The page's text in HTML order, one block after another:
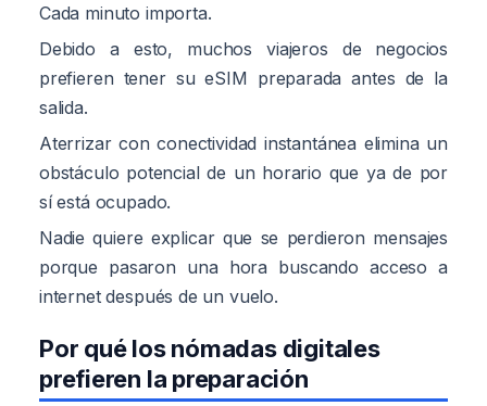
Cada minuto importa.
Debido a esto, muchos viajeros de negocios
prefieren tener su eSIM preparada antes de la
salida.
Aterrizar con conectividad instantánea elimina un
obstáculo potencial de un horario que ya de por
sí está ocupado.
Nadie quiere explicar que se perdieron mensajes
porque pasaron una hora buscando acceso a
internet después de un vuelo.
Por qué los nómadas digitales
prefieren la preparación